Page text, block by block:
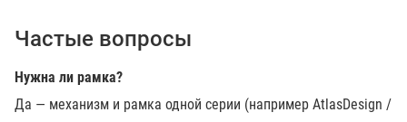
Частые вопросы
Нужна ли рамка?
Да — механизм и рамка одной серии (например AtlasDesign /